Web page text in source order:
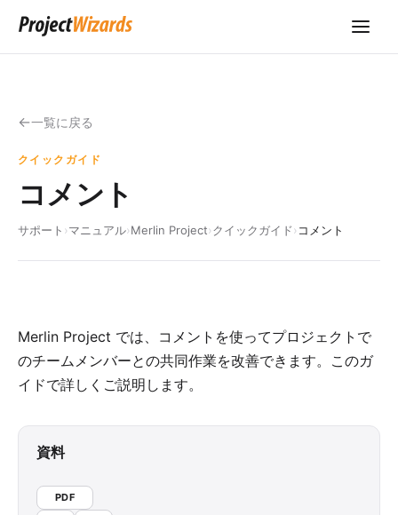
一覧に戻る
クイックガイド
コメント
サポート ›マニュアル›Merlin Project›クイックガイド› コメント
Merlin Project では、コメントを使ってプロジェクトで
のチームメンバーとの共同作業を改善できます。このガ
イドで詳しくご説明します。
資料
PDF